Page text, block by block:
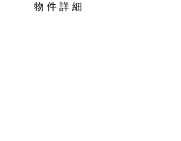
物件詳細